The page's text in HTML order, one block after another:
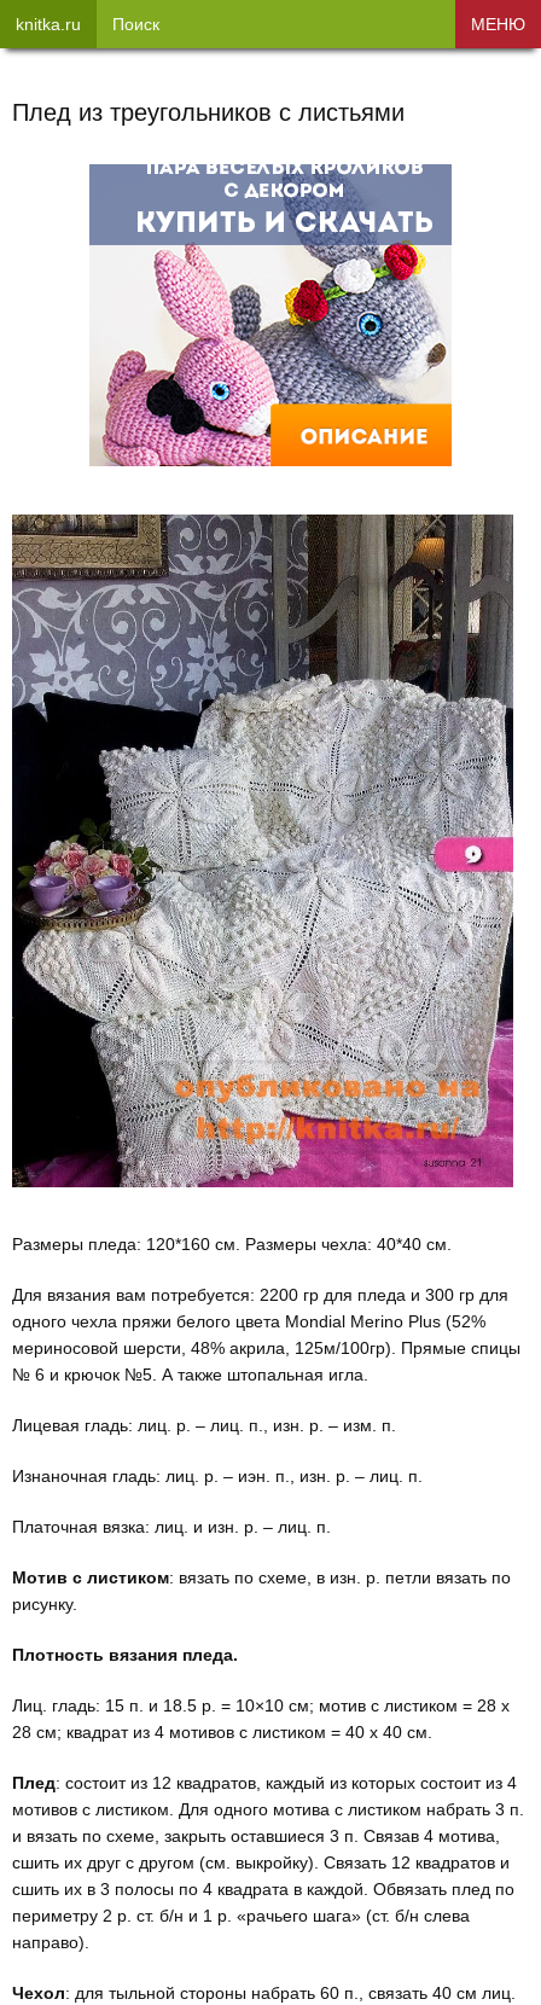
Плед из треугольников с листьями
Размеры пледа: 120*160 см. Размеры чехла: 40*40 см.
Для вязания вам потребуется: 2200 гр для пледа и 300 гр для
одного чехла пряжи белого цвета Mondial Merino Plus (52%
мериносовой шерсти, 48% акрила, 125м/100гр). Прямые спицы
№ 6 и крючок №5. А также штопальная игла.
Лицевая гладь: лиц. р. – лиц. п., изн. р. – изм. п.
Изнаночная гладь: лиц. р. – иэн. п., изн. р. – лиц. п.
Платочная вязка: лиц. и изн. р. – лиц. п.
Мотив с листиком: вязать по схеме, в изн. р. петли вязать по
рисунку.
Плотность вязания пледа.
Лиц. гладь: 15 п. и 18.5 р. = 10×10 см; мотив с листиком = 28 х
28 см; квадрат из 4 мотивов с листи­ком = 40 х 40 см.
Плед: состоит из 12 квадратов, каждый из которых состоит из 4
мотивов с ли­стиком. Для одного мотива с листиком набрать 3 п.
и вязать по схеме, закрыть оставшиеся 3 п. Связав 4 мотива,
сшить их друг с другом (см. выкройку). Связать 12 квадратов и
сшить их в 3 полосы по 4 квадрата в каждой. Обвязать плед по
пе­риметру 2 р. ст. б/н и 1 р. «рачьего шага» (ст. б/н слева
направо).
Чехол: для тыльной стороны набрать 60 п., связать 40 см лиц.
knitka.ru Поиск МЕНЮ